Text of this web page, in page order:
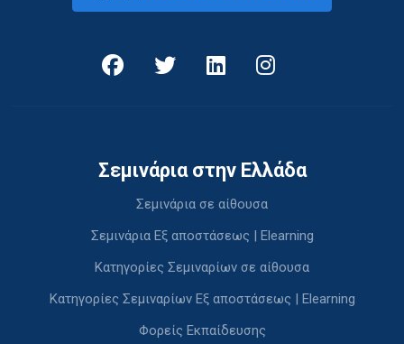
Σεμινάρια στην Ελλάδα
Σεμινάρια σε αίθουσα
Σεμινάρια Εξ αποστάσεως | Elearning
Κατηγορίες Σεμιναρίων σε αίθουσα
Κατηγορίες Σεμιναρίων Εξ αποστάσεως | Elearning
Φορείς Εκπαίδευσης